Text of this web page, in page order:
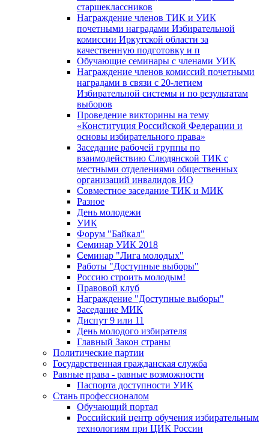
старшеклассников
Награждение членов ТИК и УИК
почетными наградами Избирательной
комиссии Иркутской области за
качественную подготовку и п
Обучающие семинары с членами УИК
Награждение членов комиссий почетными
наградами в связи с 20-летием
Избирательной системы и по результатам
выборов
Проведение викторины на тему
«Конституция Российской Федерации и
основы избирательного права»
Заседание рабочей группы по
взаимодействию Слюдянской ТИК с
местными отделениями общественных
организаций инвалидов ИО
Совместное заседание ТИК и МИК
Разное
День молодежи
УИК
Форум "Байкал"
Семинар УИК 2018
Семинар "Лига молодых"
Работы "Доступные выборы"
Россию строить молодым!
Правовой клуб
Награждение "Доступные выборы"
Заседание МИК
Диспут 9 или 11
День молодого избирателя
Главный Закон страны
Политические партии
Государственная гражданская служба
Равные права - равные возможности
Паспорта доступности УИК
Стань профессионалом
Обучающий портал
Российский центр обучения избирательным
технологиям при ЦИК России